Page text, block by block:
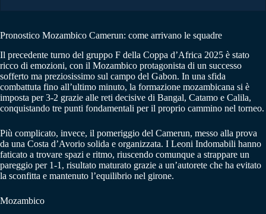
Pronostico Mozambico Camerun: come arrivano le squadre
Il precedente turno del gruppo F della Coppa d’Africa 2025 è stato
ricco di emozioni, con il Mozambico protagonista di un successo
sofferto ma preziosissimo sul campo del Gabon. In una sfida
combattuta fino all’ultimo minuto, la formazione mozambicana si è
imposta per 3-2 grazie alle reti decisive di Bangal, Catamo e Calila,
conquistando tre punti fondamentali per il proprio cammino nel torneo.
Più complicato, invece, il pomeriggio del Camerun, messo alla prova
da una Costa d’Avorio solida e organizzata. I Leoni Indomabili hanno
faticato a trovare spazi e ritmo, riuscendo comunque a strappare un
pareggio per 1-1, risultato maturato grazie a un’autorete che ha evitato
la sconfitta e mantenuto l’equilibrio nel girone.
Mozambico